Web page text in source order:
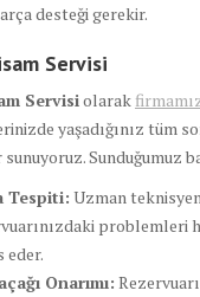
desteği gerekir.
Servisi
Servisiolarak
yaşadığınız tüm
Sunduğumuz
Tespiti: Uzman
problemleri
eder.
Onarımı: